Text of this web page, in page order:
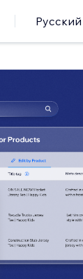
Русский